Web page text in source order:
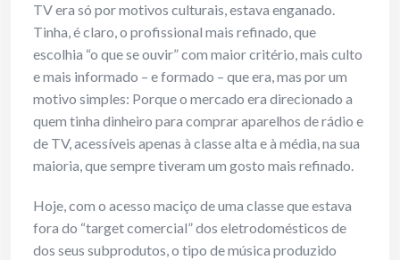
TV era só por motivos culturais, estava enganado.
Tinha, é claro, o profissional mais refinado, que
escolhia “o que se ouvir” com maior critério, mais culto
e mais informado – e formado – que era, mas por um
motivo simples: Porque o mercado era direcionado a
quem tinha dinheiro para comprar aparelhos de rádio e
de TV, acessíveis apenas à classe alta e à média, na sua
maioria, que sempre tiveram um gosto mais refinado.
Hoje, com o acesso maciço de uma classe que estava
fora do “target comercial” dos eletrodomésticos de
dos seus subprodutos, o tipo de música produzido